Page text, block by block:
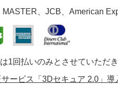
、JCB、American
1回払いのみとさせていただき
ービス「3Dセキュア 2.0」導